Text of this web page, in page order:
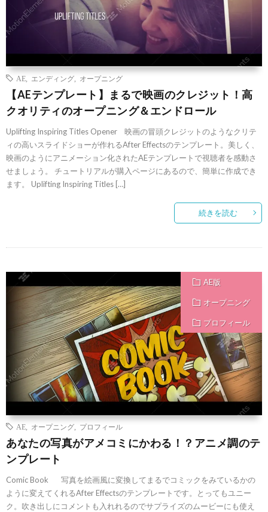
AE エンディング オープニング
【AEテンプレート】まるで映画のクレジット！高
クオリティのオープニング＆エンドロール
Uplifting Inspiring Titles Opener 映画の冒頭クレジットのようなクリテ
ィの高いスライドショーが作れるAfter Effectsのテンプレート。美しく、
映画のようにアニメーション化されたAEテンプレートで視聴者を感動さ
せましょう。 チュートリアルが購入ページにあるので、簡単に作成でき
ます。 Uplifting Inspiring Titles […]
続きを読む
AE版
オープニング
プロフィール
AE オープニング プロフィール
あなたの写真がアメコミにかわる！？アニメ調のテ
ンプレート
Comic Book 写真を絵画風に変換してまるでコミックをみているかの
ように変えてくれるAfter Effectsのテンプレートです。とってもユニー
ク。吹き出しにコメントも入れれるのでサプライズのムービーにも使え